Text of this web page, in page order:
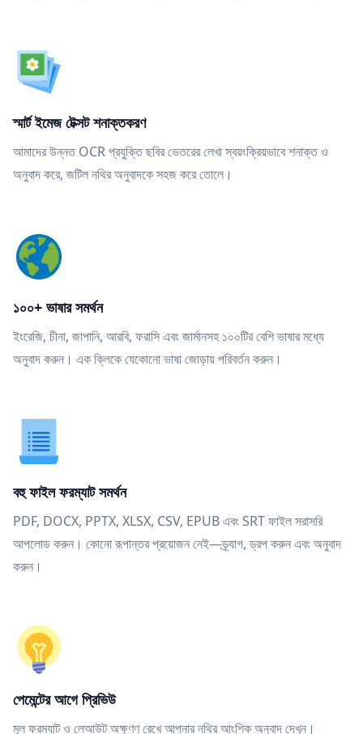
স্মার্ট ইমেজ টেক্সট শনাক্তকরণ
আমাদের উন্নত OCR প্রযুক্তি ছবির ভেতরের লেখা স্বয়ংক্রিয়ভাবে শনাক্ত ও
অনুবাদ করে, জটিল নথির অনুবাদকে সহজ করে তোলে।
১০০+ ভাষার সমর্থন
ইংরেজি, চীনা, জাপানি, আরবি, ফরাসি এবং জার্মানসহ ১০০টির বেশি ভাষার মধ্যে
অনুবাদ করুন। এক ক্লিকে যেকোনো ভাষা জোড়ায় পরিবর্তন করুন।
বহু ফাইল ফরম্যাট সমর্থন
PDF, DOCX, PPTX, XLSX, CSV, EPUB এবং SRT ফাইল সরাসরি
আপলোড করুন। কোনো রূপান্তর প্রয়োজন নেই—ড্র্যাগ, ড্রপ করুন এবং অনুবাদ
করুন।
পেমেন্টের আগে প্রিভিউ
মূল ফরম্যাট ও লেআউট অক্ষুণ্ণ রেখে আপনার নথির আংশিক অনুবাদ দেখুন।